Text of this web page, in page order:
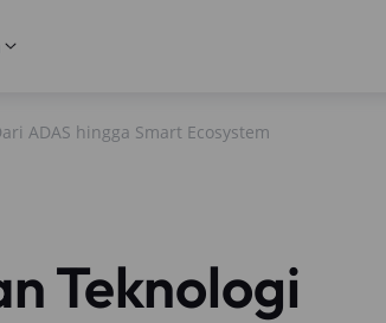
ADAS hingga Smart Ecosystem
Teknologi